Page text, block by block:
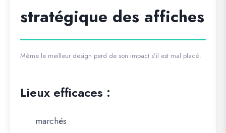
stratégique des affiches
Même le meilleur design perd de son impact s’il est mal placé.
Lieux efficaces :
marchés